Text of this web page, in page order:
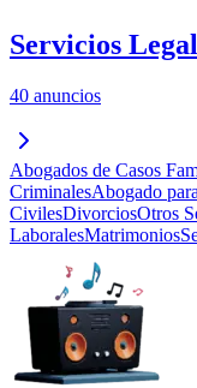
Servicios
40 anuncios
Abogados de Casos
CriminalesAbogado
CivilesDivorciosOtros
LaboralesMatrimonios